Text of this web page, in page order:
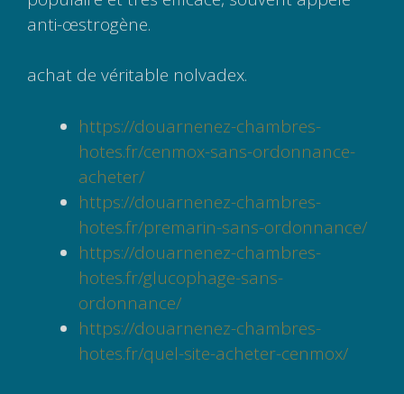
anti-œstrogène.
achat de véritable nolvadex.
https://douarnenez-chambres-
hotes.fr/cenmox-sans-ordonnance-
acheter/
https://douarnenez-chambres-
hotes.fr/premarin-sans-ordonnance/
https://douarnenez-chambres-
hotes.fr/glucophage-sans-
ordonnance/
https://douarnenez-chambres-
hotes.fr/quel-site-acheter-cenmox/